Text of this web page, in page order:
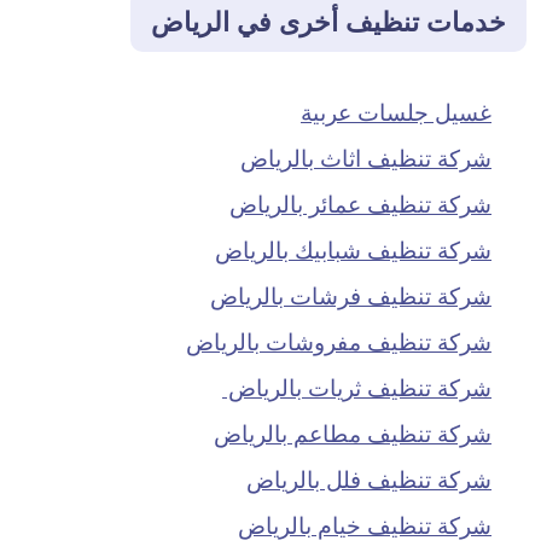
خدمات تنظيف أخرى في الرياض
غسيل جلسات عربية
شركة تنظيف اثاث بالرياض
شركة تنظيف عمائر بالرياض
شركة تنظيف شبابيك بالرياض
شركة تنظيف فرشات بالرياض
شركة تنظيف مفروشات بالرياض
شركة تنظيف ثريات بالرياض
شركة تنظيف مطاعم بالرياض
شركة تنظيف فلل بالرياض
شركة تنظيف خيام بالرياض